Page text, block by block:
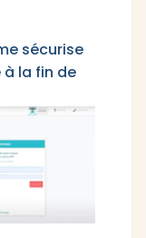
sécurise
la fin de